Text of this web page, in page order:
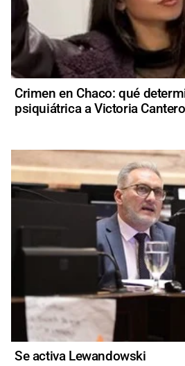
Crimen en Chaco: qué
psiquiátrica a Victoria Cantero
Se activa Lewandowski